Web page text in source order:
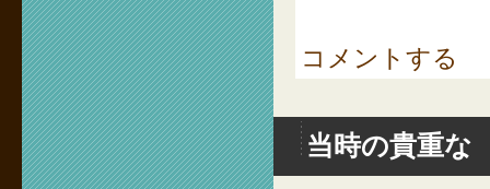
コメントする
当時の貴重な